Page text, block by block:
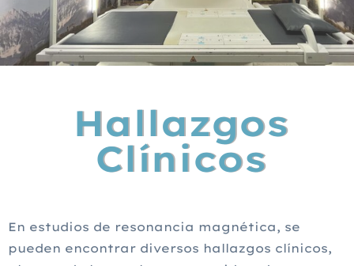
Hallazgos
Clínicos
En estudios de resonancia magnética, se
pueden encontrar diversos hallazgos clínicos,